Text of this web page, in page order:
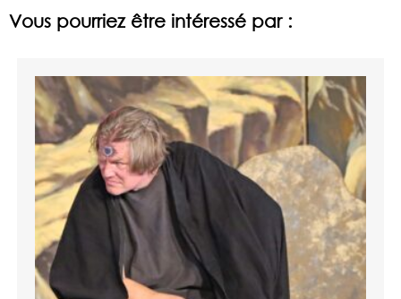
Vous pourriez être intéressé par :